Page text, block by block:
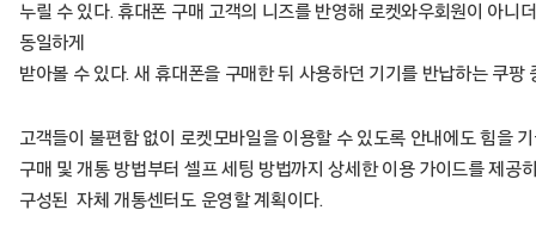
누릴 수 있다. 휴대폰 구매 고객의 니즈를 반영해 로켓와우회원이 아니
동일하게
받아볼 수 있다. 새 휴대폰을 구매한 뒤 사용하던 기기를 반납하는 쿠팡
고객들이 불편함 없이 로켓모바일을 이용할 수 있도록 안내에도 힘을
구매 및 개통 방법부터 셀프 세팅 방법까지 상세한 이용 가이드를 제
구성된 자체 개통센터도 운영할 계획이다.